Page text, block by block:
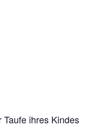
ihres Kindes